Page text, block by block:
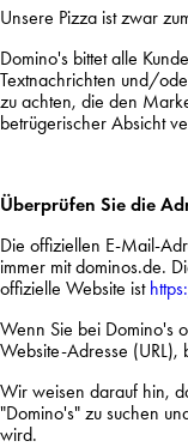
Unsere Pizza ist zwar
Domino's bittet alle
Textnachrichten und/
zu achten, die den
betrügerischer Absicht
Überprüfen Sie die
Die offiziellen E-Mail-
immer mit dominos.de.
offizielle Website ist
Wenn Sie bei Domino's
Website-Adresse
Wir weisen darauf hin,
"Domino's" zu suchen
wird.